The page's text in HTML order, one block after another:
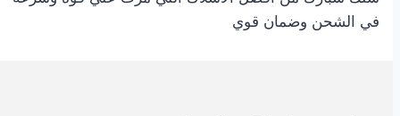
في الشحن وضمان قوي